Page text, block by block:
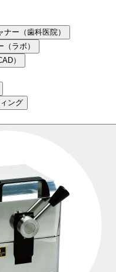
ナー（歯科医院）
（ラボ）
）
ング